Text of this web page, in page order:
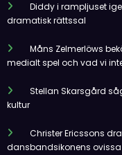
Diddy i rampljuset
dramatisk rättssal
Måns Zelmerlöws
medialt spel och vad vi
Stellan Skarsgård
kultur
Christer Ericssons
dansbandsikonens